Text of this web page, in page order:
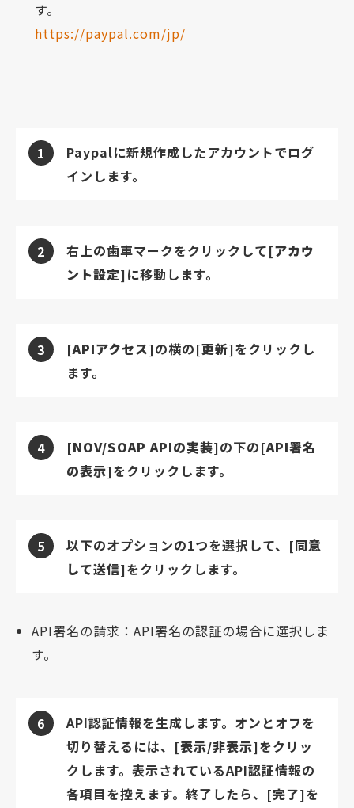
す。
https://paypal.com/jp/
1
Paypalに新規作成したアカウントでログ
インします。
2 右上の歯車マークをクリックして[アカウ
ント設定] に移動します。
3 [APIアクセス]の横の[更新]をクリックし
ます。
4 [NOV/SOAP APIの実装]の下の[API署名
の表示]をクリックします。
5 以下のオプションの1つを選択して、 [同意
して送信]をクリックします。
API署名の請求：API署名の認証の場合に選択しま
す。
6
API認証情報を生成します。オンとオフを
切り替えるには、 [表示/非表示]をクリッ
クします。表示されているAPI認証情報の
各項目を控えます。終了したら、 [完了]を